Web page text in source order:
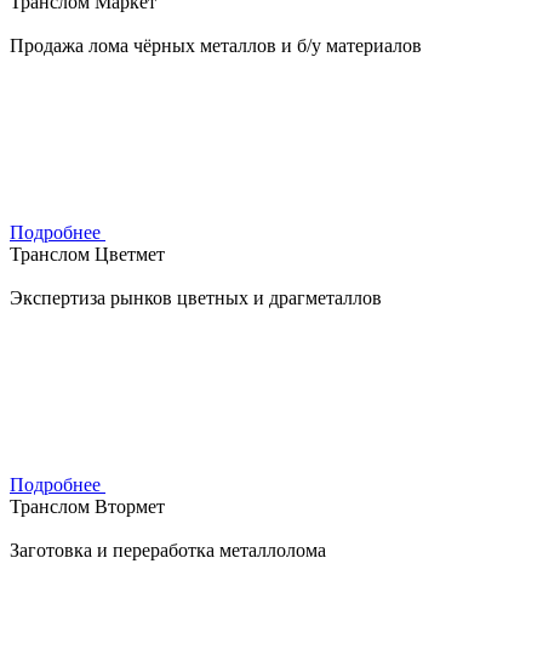
Продажа лома чёрных металлов и б/у материалов
Подробнее
Транслом Цветмет
Экспертиза рынков цветных и драгметаллов
Подробнее
Транслом Втормет
Заготовка и переработка металлолома